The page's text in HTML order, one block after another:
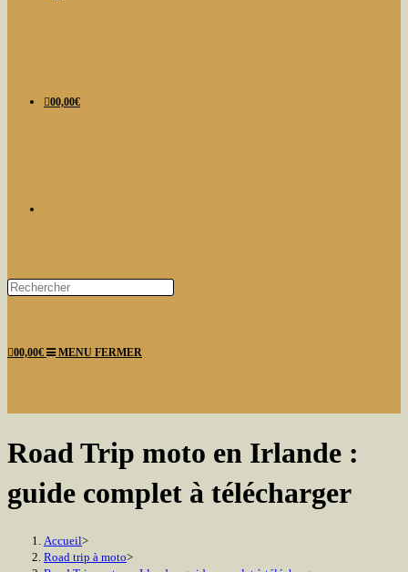
00,00€
00,00€ MENU FERMER
Road Trip moto en Irlande :
guide complet à télécharger
Accueil>
Road trip à moto>